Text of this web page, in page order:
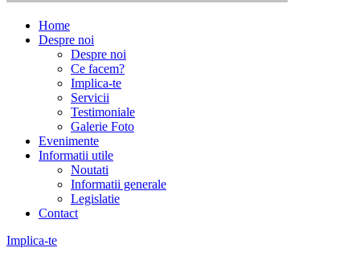
Home
Despre noi
Despre noi
Ce facem?
Implica-te
Servicii
Testimoniale
Galerie Foto
Evenimente
Informatii utile
Noutati
Informatii generale
Legislatie
Contact
Implica-te